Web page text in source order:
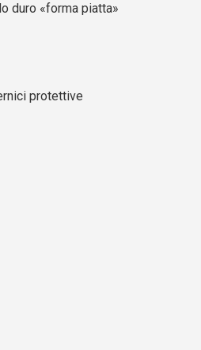
duro «forma piatta»
protettive